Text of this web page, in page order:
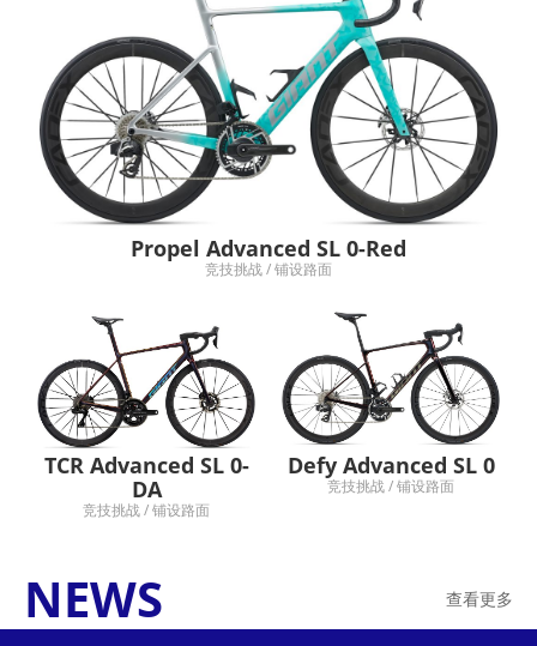
Propel Advanced SL 0-Red
竞技挑战 / 铺设路面
TCR Advanced SL 0-
DA
竞技挑战 / 铺设路面
Defy Advanced SL 0
竞技挑战 / 铺设路面
NEWS 查看更多